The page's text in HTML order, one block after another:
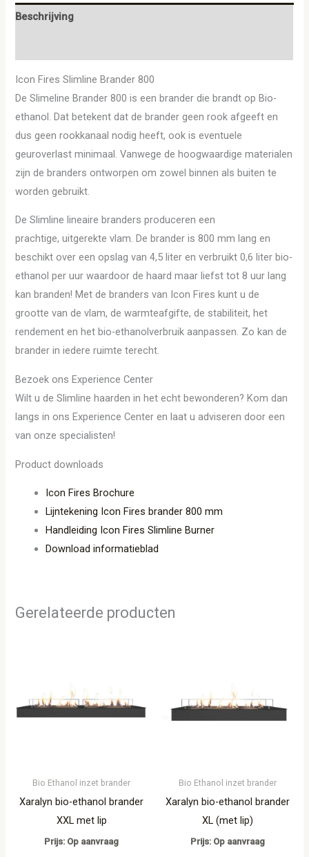
Beschrijving
Icon Fires Slimline Brander 800
De Slimeline Brander 800 is een brander die brandt op Bio-
ethanol. Dat betekent dat de brander geen rook afgeeft en
dus geen rookkanaal nodig heeft, ook is eventuele
geuroverlast minimaal. Vanwege de hoogwaardige materialen
zijn de branders ontworpen om zowel binnen als buiten te
worden gebruikt.
De Slimline lineaire branders produceren een
prachtige, uitgerekte vlam. De brander is 800 mm lang en
beschikt over een opslag van 4,5 liter en verbruikt 0,6 liter bio-
ethanol per uur waardoor de haard maar liefst tot 8 uur lang
kan branden! Met de branders van Icon Fires kunt u de
grootte van de vlam, de warmteafgifte, de stabiliteit, het
rendement en het bio-ethanolverbruik aanpassen. Zo kan de
brander in iedere ruimte terecht.
Bezoek ons Experience Center
Wilt u de Slimline haarden in het echt bewonderen? Kom dan
langs in ons Experience Center en laat u adviseren door een
van onze specialisten!
Product downloads
Icon Fires Brochure
Lijntekening Icon Fires brander 800 mm
Handleiding Icon Fires Slimline Burner
Download informatieblad
Gerelateerde producten
Bio Ethanol inzet brander
Xaralyn bio-ethanol brander
XXL met lip
Prijs: Op aanvraag
Bio Ethanol inzet brander
Xaralyn bio-ethanol brander
XL (met lip)
Prijs: Op aanvraag